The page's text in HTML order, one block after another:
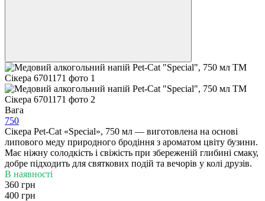
Вага
750
Сікера Pet-Cat «Special», 750 мл — виготовлена на основі
липового меду природного бродіння з ароматом цвіту бузини.
Має ніжну солодкість і свіжість при збереженій глибині смаку,
добре підходить для святкових подій та вечорів у колі друзів.
В наявності
360 грн
400 грн